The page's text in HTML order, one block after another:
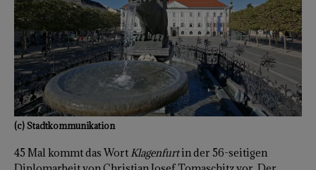
(c) Stadtkommunikation
45 Mal kommt das Wort Klagenfurtin der 56-seitigen